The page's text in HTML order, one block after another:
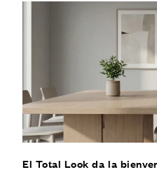
El Total Look da la